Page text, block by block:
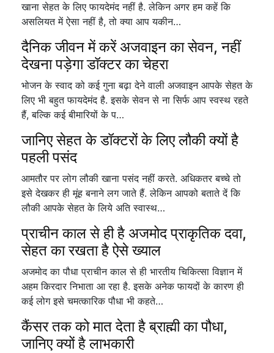
खाना सेहत के लिए फायदेमंद नहीं है. लेकिन अगर हम कहें कि
असलियत में ऐसा नहीं है, तो क्या आप यकीन…
दैनिक जीवन में करें अजवाइन का सेवन, नहीं
देखना पड़ेगा डॉक्टर का चेहरा
भोजन के स्वाद को कई गुना बढ़ा देने वाली अजवाइन आपके सेहत के
लिए भी बहुत फायदेमंद है. इसके सेवन से ना सिर्फ आप स्वस्थ रहते
हैं, बल्कि कई बीमारियों के प…
जानिए सेहत के डॉक्टरों के लिए लौकी क्यों है
पहली पसंद
आमतौर पर लोग लौकी खाना पसंद नहीं करते. अधिकतर बच्चे तो
इसे देखकर ही मूंह बनाने लग जाते हैं. लेकिन आपको बताते दें कि
लौकी आपके सेहत के लिये अति स्वास्थ…
प्राचीन काल से ही है अजमोद प्राकृतिक दवा,
सेहत का रखता है ऐसे ख्याल
अजमोद का पौधा प्राचीन काल से ही भारतीय चिकित्सा विज्ञान में
अहम किरदार निभाता आ रहा है. इसके अनेक फायदों के कारण ही
कई लोग इसे चमत्कारिक पौधा भी कहते…
कैंसर तक को मात देता है ब्राह्मी का पौधा,
जानिए क्यों है लाभकारी